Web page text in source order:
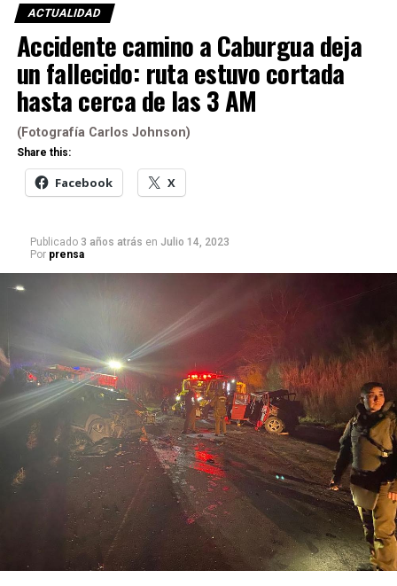
ACTUALIDAD
Accidente camino a Caburgua deja
un fallecido: ruta estuvo cortada
hasta cerca de las 3 AM
(Fotografía Carlos Johnson)
Share this:
Facebook X
Publicado 3 años atrás en Julio 14, 2023
Por prensa